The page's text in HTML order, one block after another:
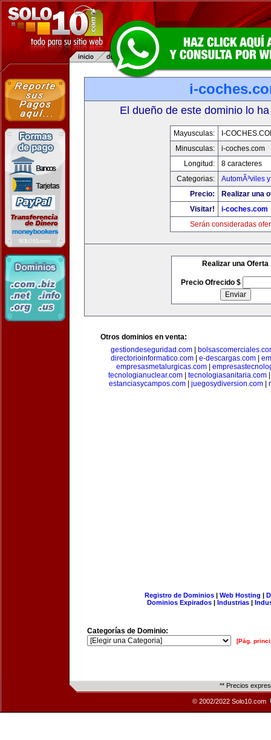
i-
El dueño de este dominio lo
Mayusculas:
I-
Minusculas:
i-coches.com
Longitud:
8 caracteres
Categorias:
AutomÃ³viles
Precio:
Realizar una
Visitar!
i-coches.com
Serán consideradas
Realizar una Oferta
Precio Ofrecido $
Otros dominios en venta:
gestiondeseguridad.com
directorioinformatico.com
e-descargas.com
empresasmetalurgicas.com|
tecnologianuclear.com| tecnologiasanitaria.com
estanciasycampos.com| juegosydiversion.com|
Registro de Dominios| Web Hosting |
Dominios Expirados | Industrias |
Categorías de Dominio:
[Pág.
** Precios
© 2002/2022 Solo10.com